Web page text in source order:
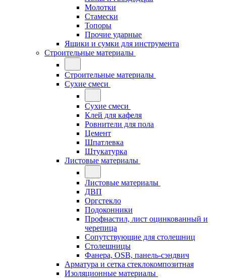
Молотки
Стамески
Топоры
Прочие ударные
Ящики и сумки для инструмента
Строительные материалы
Строительные материалы
Сухие смеси
Сухие смеси
Клей для кафеля
Ровнители для пола
Цемент
Шпатлевка
Штукатурка
Листовые материалы
Листовые материалы
ДВП
Оргстекло
Подоконники
Профнастил, лист оцинкованный и
черепица
Сопутствующие для столешниц
Столешницы
Фанера, OSB, панель-сэндвич
Арматура и сетка стеклокомпозитная
Изоляционные материалы